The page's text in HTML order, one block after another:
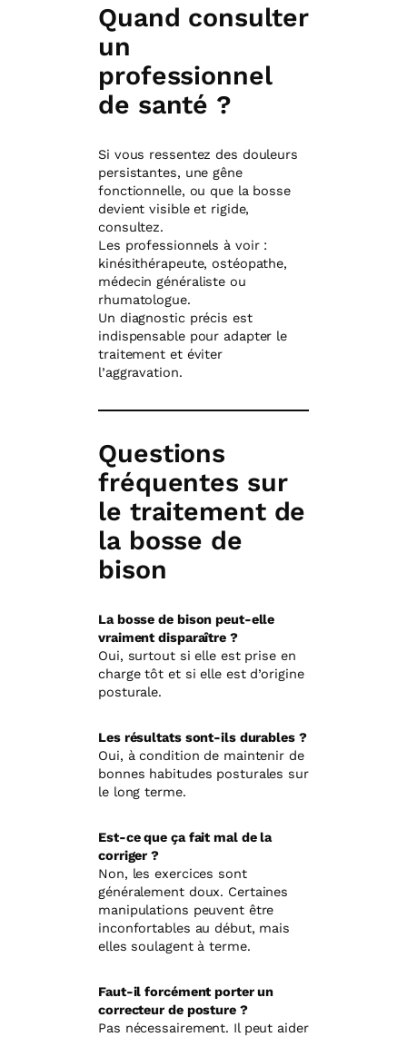
Quand consulter
un
professionnel
de santé ?
Si vous ressentez des douleurs
persistantes, une gêne
fonctionnelle, ou que la bosse
devient visible et rigide,
consultez.
Les professionnels à voir :
kinésithérapeute, ostéopathe,
médecin généraliste ou
rhumatologue.
Un diagnostic précis est
indispensable pour adapter le
traitement et éviter
l’aggravation.
Questions
fréquentes sur
le traitement de
la bosse de
bison
La bosse de bison peut-elle
vraiment disparaître ?
Oui, surtout si elle est prise en
charge tôt et si elle est d’origine
posturale.
Les résultats sont-ils durables ?
Oui, à condition de maintenir de
bonnes habitudes posturales sur
le long terme.
Est-ce que ça fait mal de la
corriger ?
Non, les exercices sont
généralement doux. Certaines
manipulations peuvent être
inconfortables au début, mais
elles soulagent à terme.
Faut-il forcément porter un
correcteur de posture ?
Pas nécessairement. Il peut aider